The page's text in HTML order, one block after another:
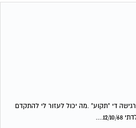
, מרגישה די "תקוע" .מה יכול לעזור לי להתקדם